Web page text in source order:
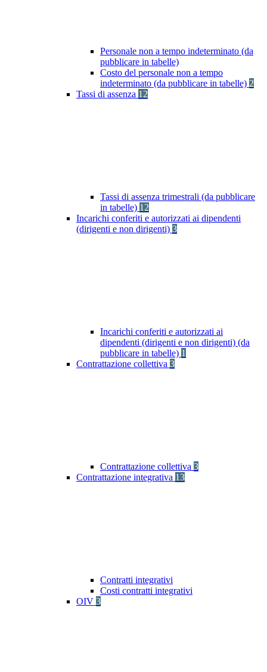
Personale non a tempo indeterminato (da
pubblicare in tabelle)
Costo del personale non a tempo
indeterminato (da pubblicare in tabelle) 2
Tassi di assenza 12
Tassi di assenza trimestrali (da pubblicare
in tabelle) 12
Incarichi conferiti e autorizzati ai dipendenti
(dirigenti e non dirigenti) 3
Incarichi conferiti e autorizzati ai
dipendenti (dirigenti e non dirigenti) (da
pubblicare in tabelle) 1
Contrattazione collettiva 3
Contrattazione collettiva 3
Contrattazione integrativa 13
Contratti integrativi
Costi contratti integrativi
OIV 3